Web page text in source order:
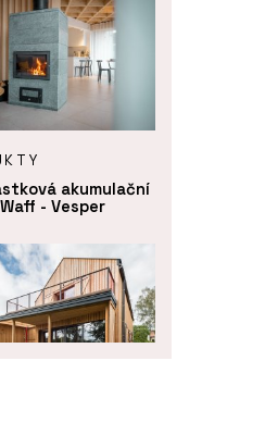
akumulační
- Vesper